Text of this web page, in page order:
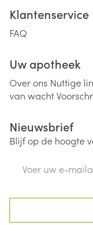
Klantenservice
FAQ
Uw apotheek
Over ons Nuttige
van wacht
Nieuwsbrief
Blijf op de hoogte